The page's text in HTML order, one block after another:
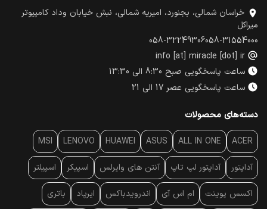
خراسان شمالی، بجنورد، امیریه شمالی، نبش خیابان وداد کامپیوتر
میراکل
058-31554000
058-32249306
info [at] miracle [dot] ir
ساعت پاسخگویی صبح 8:30 الی 13:30
ساعت پاسخگویی عصر 17 الی 21
دسته‌های محصولات
ACER
ALL IN ONE
ASUS
HUAWEI
LENOVO
MSI
آداپتور آداپتور لپ تاپ آنتن‌ های وایرلس اسپیکر اسپیلتر
اکسس پوینت ام اس آی اندرویدباکس ایرپاد باتری